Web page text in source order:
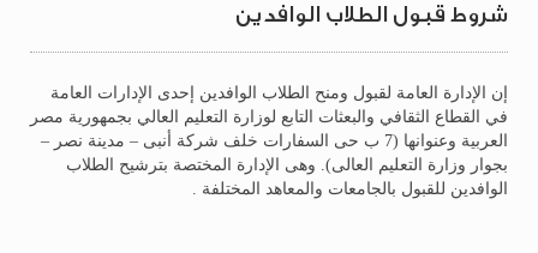
شروط قبول الطلاب الوافدين
إن الإدارة العامة لقبول ومنح الطلاب الوافدين إحدى الإدارات العامة
في القطاع الثقافي والبعثات التابع لوزارة التعليم العالي بجمهورية مصر
العربية وعنوانها (7 ب حى السفارات خلف شركة أنبى – مدينة نصر –
بجوار وزارة التعليم العالى). وهى الإدارة المختصة بترشيح الطلاب
الوافدين للقبول بالجامعات والمعاهد المختلفة .